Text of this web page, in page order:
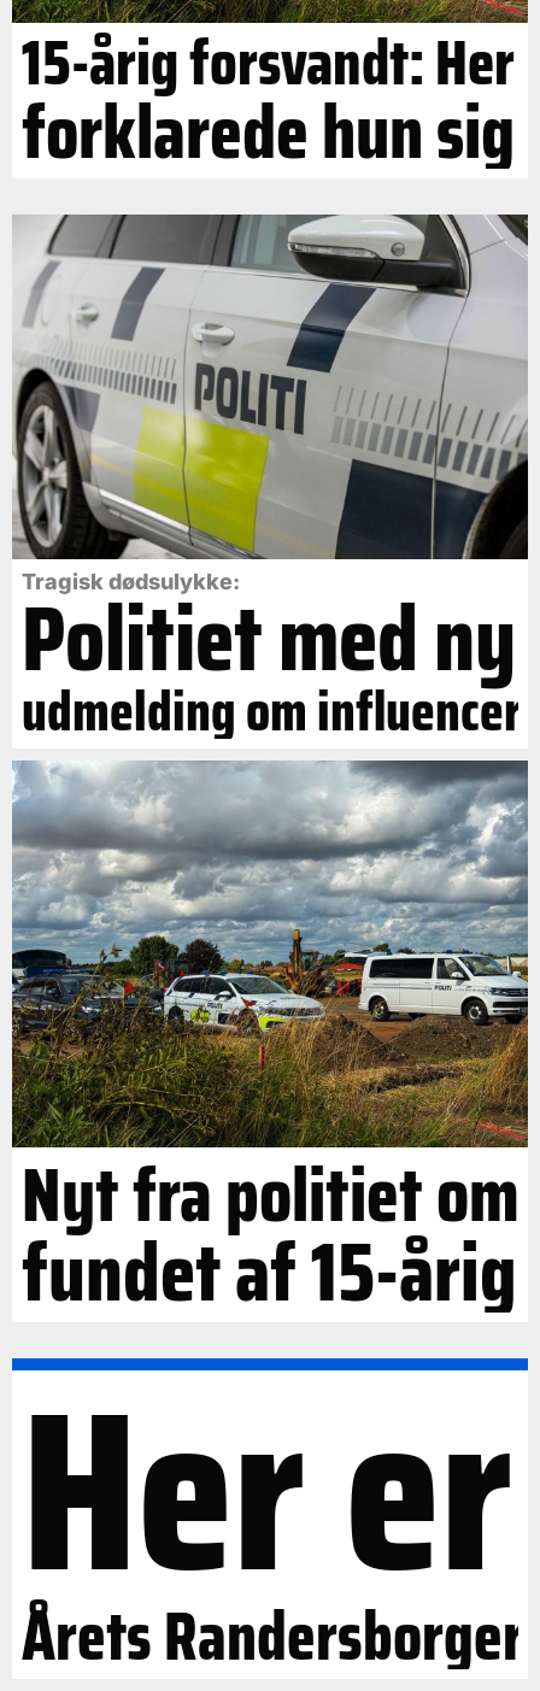
15-årig forsvandt: Her
forklarede hun sig
Tragisk dødsulykke:
Politiet med ny
udmelding om influencer
Nyt fra politiet om
fundet af 15-årig
Her er
Årets Randersborger